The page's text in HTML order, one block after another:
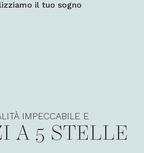
il tuo sogno
IMPECCABILE E
A 5 STELLE